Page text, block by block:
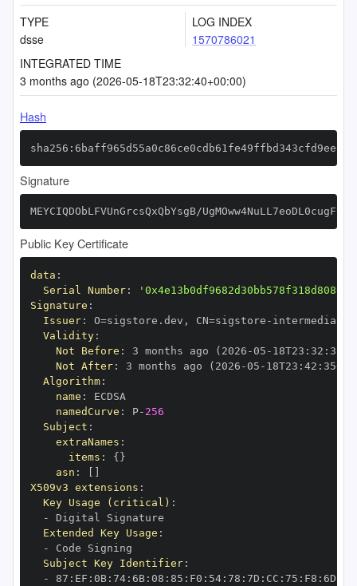
TYPE
dsse
LOG INDEX
1570786021
INTEGRATED TIME
3 months ago (2026-05-18T23:32:40+00:00)
Hash
Signature
MEYCIQDObLFVUnGrcsQxQbYsgB/
Public Key Certificate
data :
Serial Number:
Signature :
Issuer: O=sigstore.dev , CN=sigstore -
Validity:
Not Before : 3 months ago (2026 -05 - 18T23 : 32 :
Not After: 3 months ago (2026 -05 - 18T23 : 42 : 35+00
Algorithm:
name :
namedCurve : P- 256
Subject :
extraNames :
items : { }
asn :
X509v3 extensions :
Key Usage (critical) :
-
Extended Key Usage :
-
Subject Key Identifier:
-
87 : EF : 0B: 74: 6B: 08 : 85 : F0 : 54: 78 : 7D : CC : 75 : F8 : 6D